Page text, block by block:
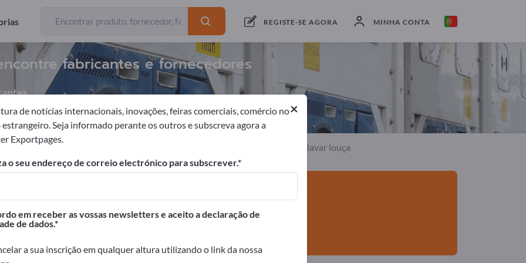
REGISTE-SE AGORA MINHA CONTA
fabricantes e fornecedores
Exportadores Fabricantes
institucional Máquinas de lavar louça
comerciais >> comece aqui
produtos na Exportpages.
publique aqui
×
de notícias internacionais, inovações, feiras comerciais, comércio no
estrangeiro. Seja informado perante os outros e subscreva agora a
Exportpages.
o seu endereço de correio electrónico para subscrever.
em receber as vossas newsletters e aceito a declaração de
de dados.
a sua inscrição em qualquer altura utilizando o link da nossa